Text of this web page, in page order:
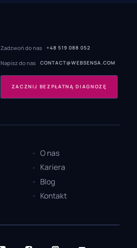
Zadzwoń do nas +48 519 088 052
Napisz do nas CONTACT@WEBSENSA.COM
ZACZNIJ BEZPŁATNĄ DIAGNOZĘ
O nas
Kariera
Blog
Kontakt